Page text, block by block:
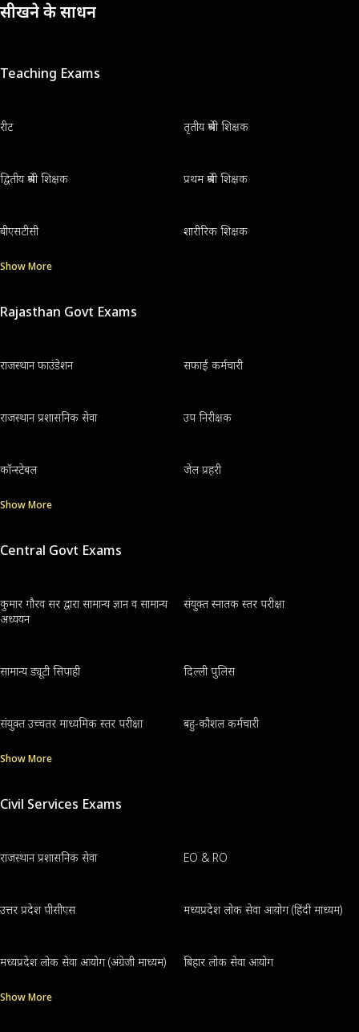
सीखने के साधन
Teaching Exams
रीट तृतीय श्रेणी शिक्षक
द्वितीय श्रेणी शिक्षक प्रथम श्रेणी शिक्षक
बीएसटीसी शारीरिक शिक्षक
Show More
Rajasthan Govt Exams
राजस्थान फाउंडेशन सफाई कर्मचारी
राजस्थान प्रशासनिक सेवा उप निरीक्षक
कॉन्स्टेबल जेल प्रहरी
Show More
Central Govt Exams
कुमार गौरव सर द्वारा सामान्य ज्ञान व सामान्य
अध्ययन
संयुक्त स्नातक स्तर परीक्षा
सामान्य ड्यूटी सिपाही दिल्ली पुलिस
संयुक्त उच्चतर माध्यमिक स्तर परीक्षा बहु-कौशल कर्मचारी
Show More
Civil Services Exams
राजस्थान प्रशासनिक सेवा EO & RO
उत्तर प्रदेश पीसीएस मध्यप्रदेश लोक सेवा आयोग (हिंदी माध्यम)
मध्यप्रदेश लोक सेवा आयोग (अंग्रेजी माध्यम) बिहार लोक सेवा आयोग
Show More